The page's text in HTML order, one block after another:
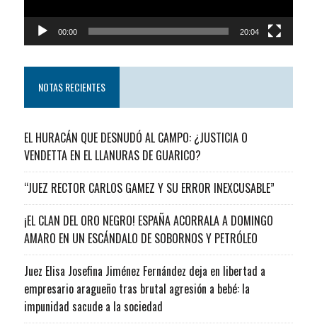
00:00 20:04
NOTAS RECIENTES
EL HURACÁN QUE DESNUDÓ AL CAMPO: ¿JUSTICIA O
VENDETTA EN EL LLANURAS DE GUARICO?
“JUEZ RECTOR CARLOS GAMEZ Y SU ERROR INEXCUSABLE”
¡EL CLAN DEL ORO NEGRO! ESPAÑA ACORRALA A DOMINGO
AMARO EN UN ESCÁNDALO DE SOBORNOS Y PETRÓLEO
Juez Elisa Josefina Jiménez Fernández deja en libertad a
empresario aragueño tras brutal agresión a bebé: la
impunidad sacude a la sociedad